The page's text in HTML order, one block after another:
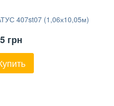
407st07 (1,06х10,05м)
грн